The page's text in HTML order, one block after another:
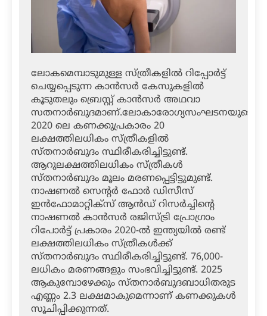
ലോകമെമ്പാടുമുള്ള സ്ത്രീകളില്‍ റിപ്പോര്‍ട്ട്
ചെയ്യപ്പെടുന്ന കാന്‍സര്‍ കേസുകളില്‍
കൂടുതലും ബ്രെസ്റ്റ് കാന്‍സര്‍ അഥവാ
സതനാര്‍ബുദമാണ്.ലോകാരോഗ്യസംഘടനയുടെ
2020 ലെ കണക്കുപ്രകാരം 20
ലക്ഷത്തിലധികം സ്ത്രീകളില്‍
സ്തനാര്‍ബുദം സ്ഥിരീകരിച്ചിട്ടുണ്ട്.
ആറുലക്ഷത്തിലധികം സ്ത്രീകള്‍
സ്തനാര്‍ബുദം മൂലം മരണപ്പെട്ടിട്ടുമുണ്ട്.
നാഷണല്‍ സെന്റര്‍ ഫോര്‍ ഡിസീസ്
ഇന്‍ഫോമാറ്റിക്സ് ആന്‍ഡ് റിസര്‍ച്ചിന്റെ
നാഷണല്‍ കാന്‍സര്‍ രജിസ്ട്രി പ്രോഗ്രാം
റിപോര്‍ട്ട് പ്രകാരം 2020-ല്‍ ഇന്ത്യയില്‍ രണ്ട്
ലക്ഷത്തിലധികം സ്ത്രീകള്‍ക്ക്
സ്തനാര്‍ബുദം സ്ഥിരീകരിച്ചിട്ടുണ്ട്. 76,000-
ലധികം മരണങ്ങളും സംഭവിച്ചിട്ടുണ്ട്. 2025
ആകുമ്പോഴേക്കും സ്തനാര്‍ബുദബാധിതരുട
എണ്ണം 2.3 ലക്ഷമാകുമെന്നാണ് കണക്കുകള്‍
സൂചിപ്പിക്കുന്നത്.